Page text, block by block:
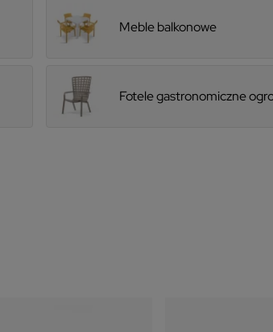
Meble balkonowe
Fotele gastronomiczne